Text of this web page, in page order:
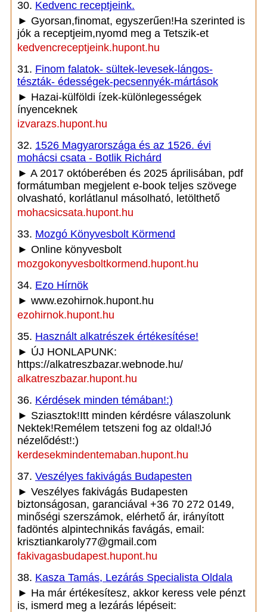
30. Kedvenc receptjeink.
► Gyorsan,finomat, egyszerűen!Ha szerinted is
jók a receptjeim,nyomd meg a Tetszik-et
kedvencreceptjeink.hupont.hu
31. Finom falatok- sültek-levesek-lángos-
tészták- édességek-pecsennyék-mártások
► Hazai-külföldi ízek-különlegességek
ínyenceknek
izvarazs.hupont.hu
32. 1526 Magyarországa és az 1526. évi
mohácsi csata - Botlik Richárd
► A 2017 októberében és 2025 áprilisában, pdf
formátumban megjelent e-book teljes szövege
olvasható, korlátlanul másolható, letölthető
mohacsicsata.hupont.hu
33. Mozgó Könyvesbolt Körmend
► Online könyvesbolt
mozgokonyvesboltkormend.hupont.hu
34. Ezo Hírnök
► www.ezohirnok.hupont.hu
ezohirnok.hupont.hu
35. Használt alkatrészek értékesítése!
► ÚJ HONLAPUNK:
https://alkatreszbazar.webnode.hu/
alkatreszbazar.hupont.hu
36. Kérdések minden témában!:)
► Sziasztok!Itt minden kérdésre válaszolunk
Nektek!Remélem tetszeni fog az oldal!Jó
nézelődést!:)
kerdesekmindentemaban.hupont.hu
37. Veszélyes fakivágás Budapesten
► Veszélyes fakivágás Budapesten
biztonságosan, garanciával +36 70 272 0149,
minőségi szerszámok, elérhető ár, irányított
fadöntés alpintechnikás favágás, email:
krisztiankaroly77@gmail.com
fakivagasbudapest.hupont.hu
38. Kasza Tamás, Lezárás Specialista Oldala
► Ha már értékesítesz, akkor keress vele pénzt
is, ismerd meg a lezárás lépéseit: